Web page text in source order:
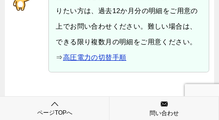
りたい方は、過去12か月分の明細をご用意の
上でお問い合わせください。難しい場合は、
できる限り複数月の明細をご用意ください。
⇒高圧電力の切替手順
最終保障供給契約中の法人様
ページTOPへ 問い合わせ